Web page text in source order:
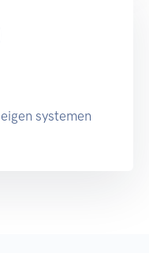
systemen